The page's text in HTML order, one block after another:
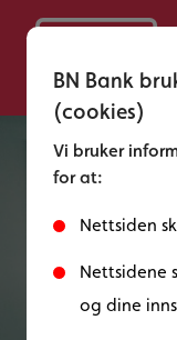
BN Bank
(cookies)
Vi bruker
for at:
Nettsiden
Nettsidene
og dine